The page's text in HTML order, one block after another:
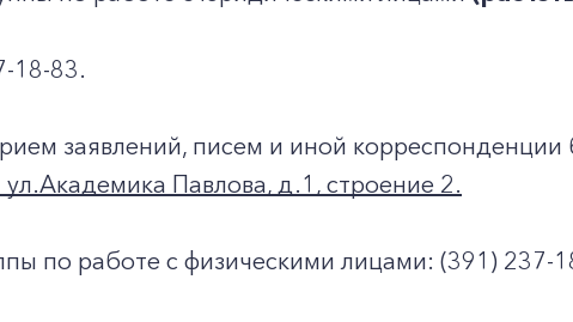
18-83.
заявлений, писем и иной корреспонденции
ул.Академика Павлова, д.1, строение 2.
по работе с физическими лицами: (391) 237-